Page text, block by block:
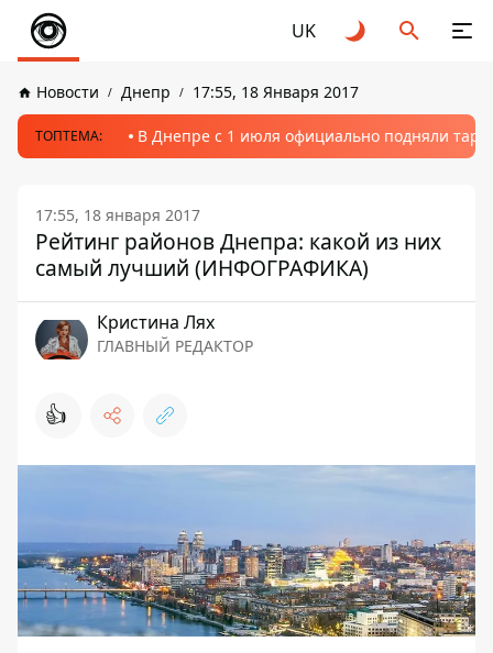
UK
Новости Днепр 17:55, 18 Января 2017
ТОПТЕМА: В Днепре с 1 июля официально подняли
17:55, 18 января 2017
Рейтинг районов Днепра: какой из них
самый лучший (ИНФОГРАФИКА)
Кристина Лях
ГЛАВНЫЙ РЕДАКТОР
👍